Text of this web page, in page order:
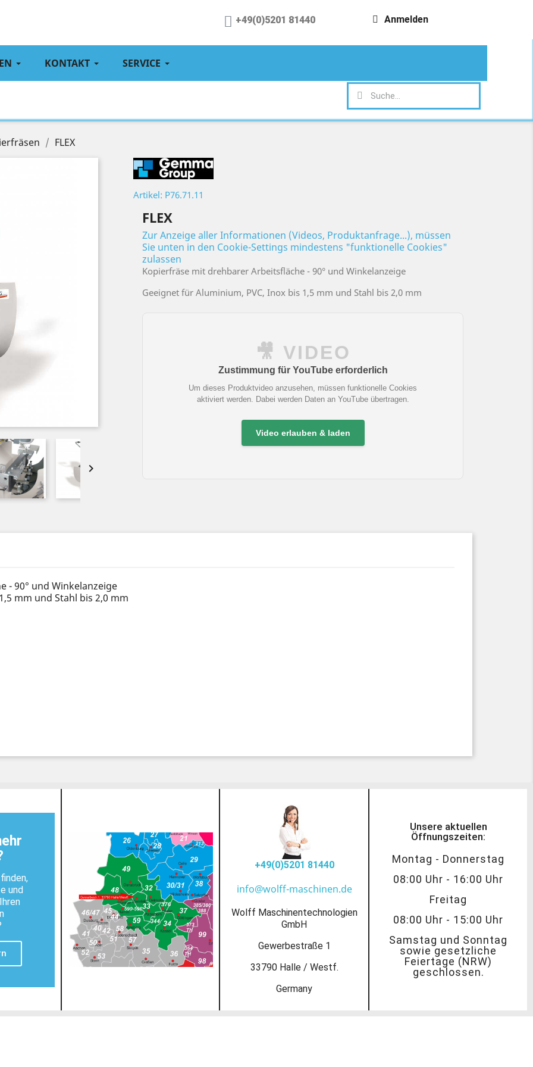
+49(0)5201 81440 Anmelden
KONTAKT SERVICE
FLEX

Artikel: P76.71.11
FLEX
Zur Anzeige aller Informationen (Videos, Produktanfrage...), müssen
Sie unten in den Cookie-Settings mindestens "funktionelle Cookies"
zulassen
Kopierfräse mit drehbarer Arbeitsfläche - 90° und Winkelanzeige
Geeignet für Aluminium, PVC, Inox bis 1,5 mm und Stahl bis 2,0 mm
🎥 VIDEO
Zustimmung für YouTube erforderlich
Um dieses Produktvideo anzusehen, müssen funktionelle Cookies
aktiviert werden. Dabei werden Daten an YouTube übertragen.
Video erlauben & laden
- 90° und Winkelanzeige
mm und Stahl bis 2,0 mm
und
+49(0)5201 81440
info@wolff-maschinen.de
Wolff Maschinentechnologien
GmbH
Gewerbestraße 1
33790 Halle / Westf.
Germany
Unsere aktuellen
Öffnungszeiten:
Montag - Donnerstag
08:00 Uhr - 16:00 Uhr
Freitag
08:00 Uhr - 15:00 Uhr
Samstag und Sonntag
sowie gesetzliche
Feiertage (NRW)
geschlossen.